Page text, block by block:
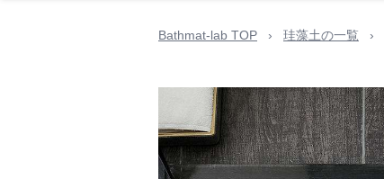
Bathmat-lab TOP › 珪藻土の一覧 ›